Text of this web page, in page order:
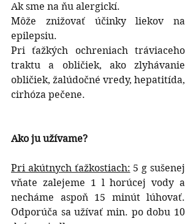
Ak sme na ňu alergickí.
Môže znižovať účinky liekov na
epilepsiu.
Pri ťažkých ochreniach tráviaceho
traktu a obličiek, ako zlyhávanie
obličiek, žalúdočné vredy, hepatitída,
cirhóza pečene.
Ako ju užívame?
Pri akútnych ťažkostiach: 5 g sušenej
vňate zalejeme 1 l horúcej vody a
necháme aspoň 15 minút lúhovať.
Odporúča sa užívať min. po dobu 10